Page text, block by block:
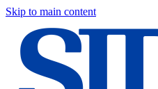
Skip to main content